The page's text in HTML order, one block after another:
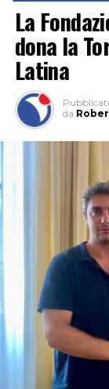
La
dona la
Latina
da